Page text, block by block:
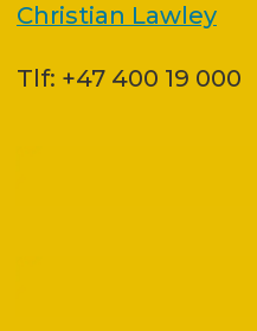
Christian Lawley
Tlf: +47 400 19 000